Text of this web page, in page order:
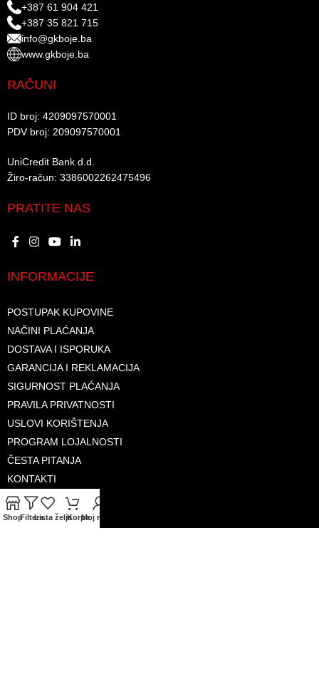
+387 61 904 421
+387 35 821 715
info@gkboje.ba
www.gkboje.ba
RAČUNI
ID broj: 4209097570001​
PDV broj: 209097570001 ​
UniCredit Bank d.d.​
Žiro-račun: 3386002262475496​​
PRATITE NAS
INFORMACIJE
POSTUPAK KUPOVINE
NAČINI PLAĆANJA
DOSTAVA I ISPORUKA
GARANCIJA I REKLAMACIJA
SIGURNOST PLAĆANJA
PRAVILA PRIVATNOSTI
USLOVI KORIŠTENJA
PROGRAM LOJALNOSTI
ČESTA PITANJA
KONTAKTI
O NAMA
ShopFiltersLista željaKorpaMoj račun